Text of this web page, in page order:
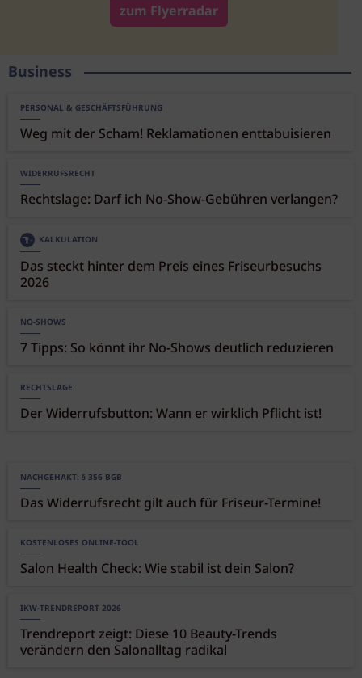
zum Flyerradar
Business
PERSONAL & GESCHÄFTSFÜHRUNG
Weg mit der Scham! Reklamationen enttabuisieren
WIDERRUFSRECHT
Rechtslage: Darf ich No-Show-Gebühren verlangen?
KALKULATION
Das steckt hinter dem Preis eines Friseurbesuchs
2026
NO-SHOWS
7 Tipps: So könnt ihr No-Shows deutlich reduzieren
RECHTSLAGE
Der Widerrufsbutton: Wann er wirklich Pflicht ist!
NACHGEHAKT: § 356 BGB
Das Widerrufsrecht gilt auch für Friseur-Termine!
KOSTENLOSES ONLINE-TOOL
Salon Health Check: Wie stabil ist dein Salon?
IKW-TRENDREPORT 2026
Trendreport zeigt: Diese 10 Beauty-Trends
verändern den Salonalltag radikal